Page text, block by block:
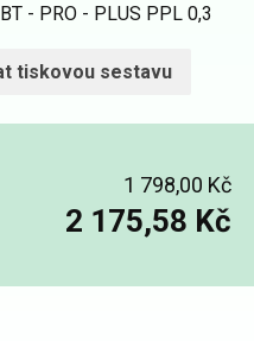
- PRO - PLUS PPL 0,3
tiskovou sestavu
1 798,00 Kč
2 175,58 Kč